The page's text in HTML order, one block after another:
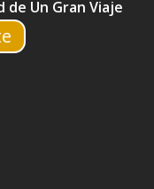
Un Gran Viaje